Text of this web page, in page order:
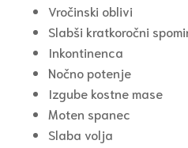
Vročinski oblivi
Slabši kratkoročni
Inkontinenca
Nočno potenje
Izgube kostne mase
Moten spanec
Slaba volja